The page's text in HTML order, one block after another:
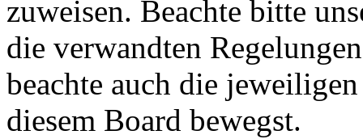
zuweisen. Beachte bitte
die verwandten
beachte auch die
diesem Board bewegst.